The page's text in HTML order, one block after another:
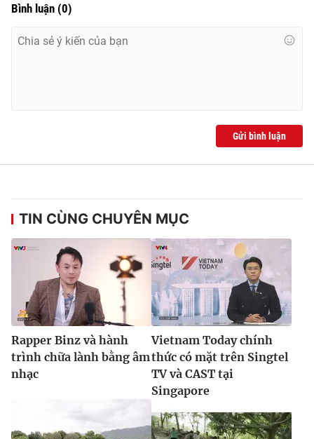
Bình luận (0)
Gửi bình luận
TIN CÙNG CHUYÊN MỤC
Rapper Binz và hành
trình chữa lành bằng âm
nhạc
Vietnam Today chính
thức có mặt trên Singtel
TV và CAST tại
Singapore